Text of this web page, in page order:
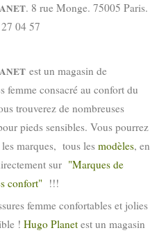
. 8 rue Monge. 75005 Paris.
04 57
est un magasin de
femme consacré au confort du
trouverez de nombreuses
pieds sensibles. Vous pourrez
marques, tous lesmodèles, en
sur "Marques de
confort" !!!
femme confortables et jolies
! Hugo Planet est un magasin